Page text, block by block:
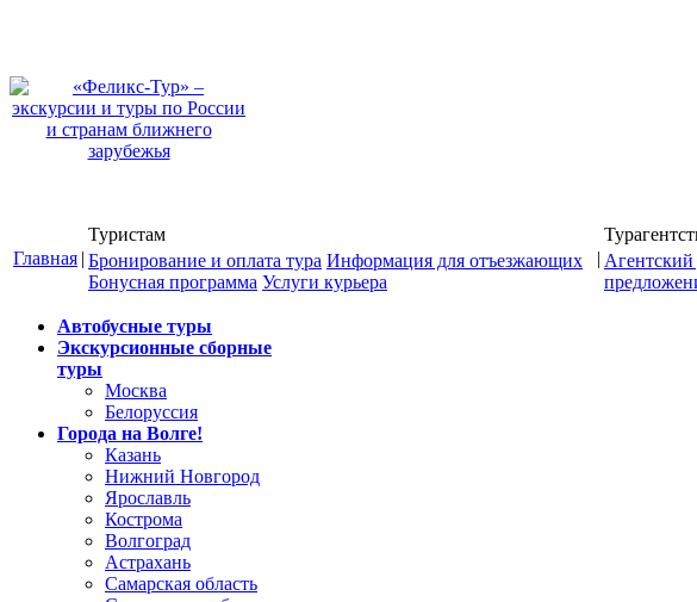
Главная |
Туристам
Бронирование и оплата тура Информация для отъезжающих
Бонусная программа Услуги курьера
| Агентский
Автобусные туры
Экскурсионные сборные
туры
Москва
Белоруссия
Города на Волге!
Казань
Нижний Новгород
Ярославль
Кострома
Волгоград
Астрахань
Самарская область